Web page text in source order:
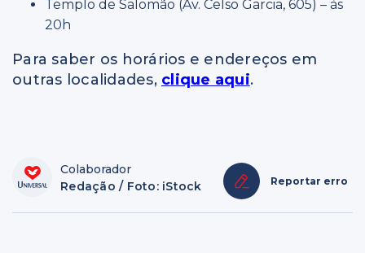
Templo de Salomão (Av. Celso Garcia, 605) – às
20h
Para saber os horários e endereços em
outras localidades, clique aqui.
Colaborador
Redação / Foto: iStock
Reportar erro